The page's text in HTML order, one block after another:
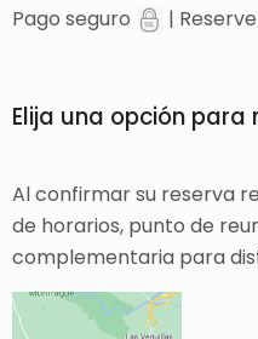
Pago seguro
|
Elija una opción para
Al confirmar su reserva
de horarios, punto de
complementaria para